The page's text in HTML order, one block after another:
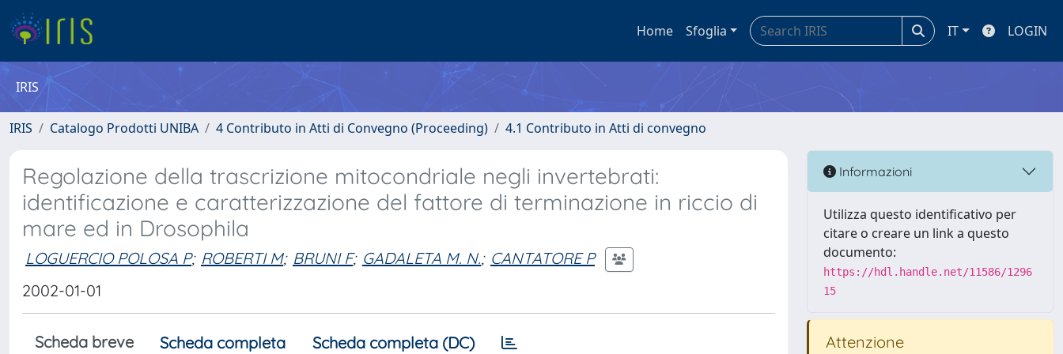
Home Sfoglia IT LOGIN
IRIS
IRIS Catalogo Prodotti UNIBA 4 Contributo in Atti di Convegno (Proceeding) 4.1 Contributo in Atti di convegno
Regolazione della trascrizione mitocondriale negli invertebrati:
identificazione e caratterizzazione del fattore di terminazione in riccio di
mare ed in Drosophila
LOGUERCIO POLOSA P; ROBERTI M; BRUNI F; GADALETA M. N.; CANTATORE P
2002-01-01
Scheda breve Scheda completa Scheda completa (DC)
Informazioni
Utilizza questo identificativo per
citare o creare un link a questo
documento:
https://hdl.handle.net/11586/1296
15
Attenzione